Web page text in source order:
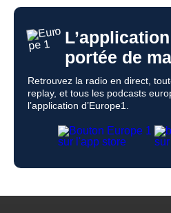
portée de
Retrouvez la radio en direct,
replay, et tous les podcasts
l’application d’Europe1.